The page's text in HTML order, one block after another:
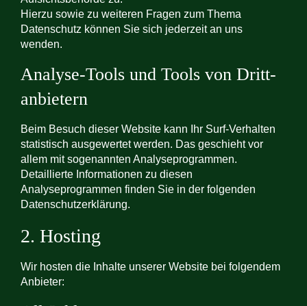
Hierzu sowie zu weiteren Fragen zum Thema
Datenschutz können Sie sich jederzeit an uns
wenden.
Analyse-Tools und Tools von Dritt­
anbietern
Beim Besuch dieser Website kann Ihr Surf-Verhalten
statistisch ausgewertet werden. Das geschieht vor
allem mit sogenannten Analyseprogrammen.
Detaillierte Informationen zu diesen
Analyseprogrammen finden Sie in der folgenden
Datenschutzerklärung.
2. Hosting
Wir hosten die Inhalte unserer Website bei folgendem
Anbieter: